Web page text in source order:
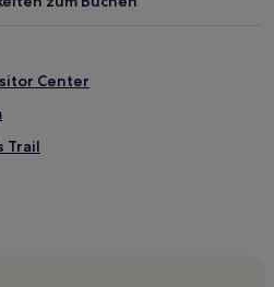
Center
Trail